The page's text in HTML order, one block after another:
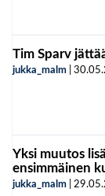
Tim Sparv
jukka_malm
Yksi muutos
ensimmäinen
jukka_malm